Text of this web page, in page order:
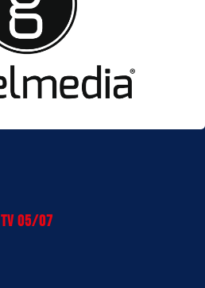
TV 05/07